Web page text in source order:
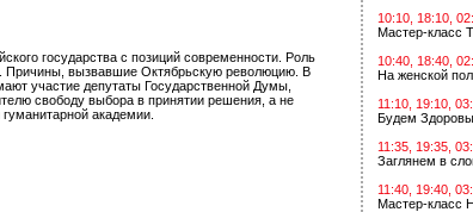
государства с позиций современности. Роль
Причины, вызвавшие Октябрьскую революцию. В
участие депутаты Государственной Думы,
свободу выбора в принятии решения, а не
академии.
10:10, 18:10,
Мастер-класс
10:40, 18:40,
На женской
11:10, 19:10,
Будем
11:35, 19:35,
Заглянем в
11:40, 19:40,
Мастер-класс